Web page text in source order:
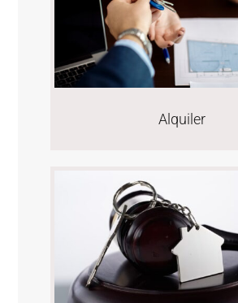
Alquiler